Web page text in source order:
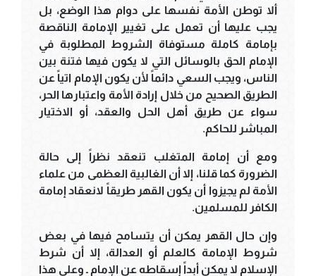
ألا توطن الأمة نفسها على دوام هذا الوضع، بل
يجب عليها أن تعمل على تغيير الإمامة الناقصة
بإمامة كاملة مستوفاة الشروط المطلوبة في
الإمام الحق بالوسائل التي لا يكون فيها فتنة بين
الناس، ويجب السعي دائماً لأن يكون الإمام اتياً عن
الطريق الصحيح من خلال إرادة الأمة واعتبارها الحر،
سواء عن طريق أهل الحل والعقد، أو الاختيار
المباشر للحاكم.
ومع أن إمامة المتغلب تنعقد نظراً إلى حالة
الضرورة كما قلنا، إلا أن الغالبية العظمى من علماء
الأمة لم يجيزوا أن يكون القهر طريقاً لانعقاد إمامة
الكافر للمسلمين.
وإن حال القهر يمكن أن يتسامح فيها في بعض
شروط الإمامة كالعلم أو العدالة، إلا أن شرط
الإسلام لا يمكن أبداً إسقاطه عن الإمام ـ وعلى هذا